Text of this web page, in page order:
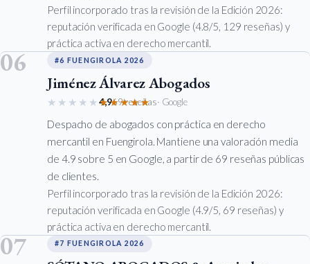
Perfil incorporado tras la revisión de la Edición 2026:
reputación verificada en Google (4.8/5, 129 reseñas) y
práctica activa en derecho mercantil.
06 #6 FUENGIROLA 2026
Jiménez Álvarez Abogados
★★★★★★★★★★
4,969 reseñas· Google
Despacho de abogados con práctica en derecho
mercantil en Fuengirola. Mantiene una valoración media
de 4.9 sobre 5 en Google, a partir de 69 reseñas públicas
de clientes.
Perfil incorporado tras la revisión de la Edición 2026:
reputación verificada en Google (4.9/5, 69 reseñas) y
práctica activa en derecho mercantil.
07 #7 FUENGIROLA 2026